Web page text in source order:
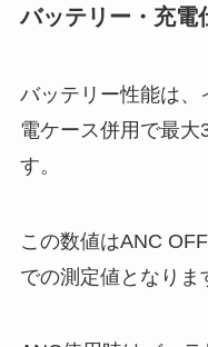
バッテリー・充電
バッテリー性能は
電ケース併用で最
す。
この数値はANC
での測定値となりま